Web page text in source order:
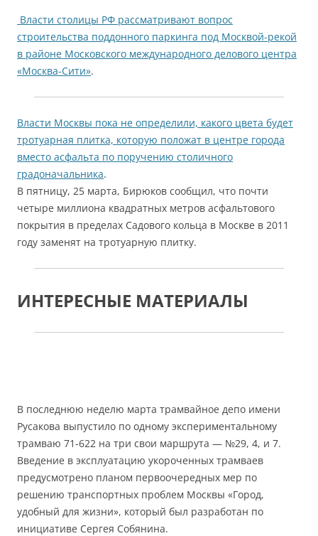
Власти столицы РФ рассматривают вопрос
строительства поддонного паркинга под Москвой-рекой
в районе Московского международного делового центра
«Москва-Сити».
Власти Москвы пока не определили, какого цвета будет
тротуарная плитка, которую положат в центре города
вместо асфальта по поручению столичного
градоначальника.
В пятницу, 25 марта, Бирюков сообщил, что почти
четыре миллиона квадратных метров асфальтового
покрытия в пределах Садового кольца в Москве в 2011
году заменят на тротуарную плитку.
ИНТЕРЕСНЫЕ МАТЕРИАЛЫ
В последнюю неделю марта трамвайное депо имени
Русакова выпустило по одному экспериментальному
трамваю 71-622 на три свои маршрута — №29, 4, и 7.
Введение в эксплуатацию укороченных трамваев
предусмотрено планом первоочередных мер по
решению транспортных проблем Москвы «Город,
удобный для жизни», который был разработан по
инициативе Сергея Собянина.